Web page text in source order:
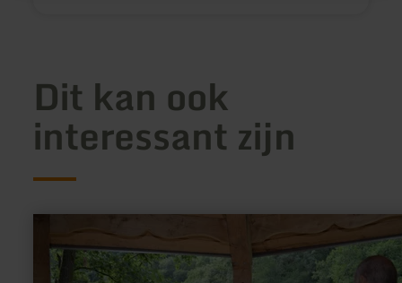
Dit kan ook
interessant zijn
over:
Achtsamkeitspunkt